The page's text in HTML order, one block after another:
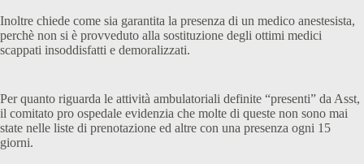
Inoltre chiede come sia garantita la presenza di un medico anestesista,
perchè non si è provveduto alla sostituzione degli ottimi medici
scappati insoddisfatti e demoralizzati.
Per quanto riguarda le attività ambulatoriali definite “presenti” da Asst,
il comitato pro ospedale evidenzia che molte di queste non sono mai
state nelle liste di prenotazione ed altre con una presenza ogni 15
giorni.